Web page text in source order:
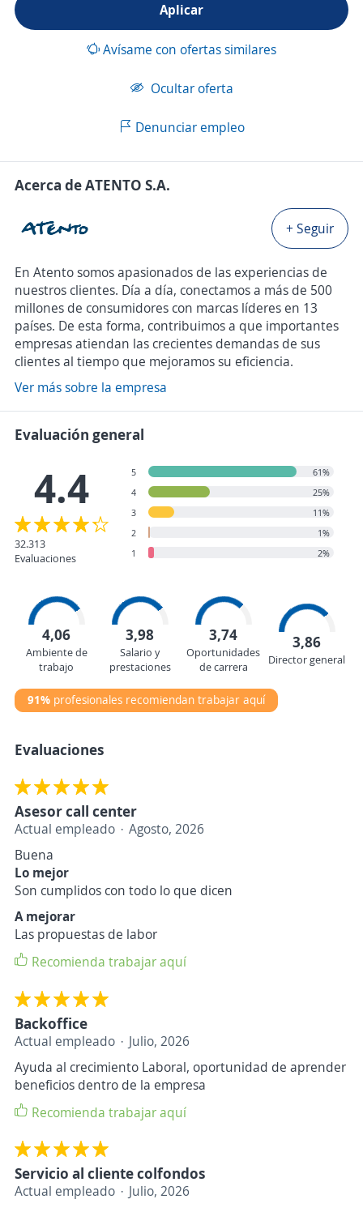
Aplicar
Avísame con ofertas similares
Ocultar oferta
Denunciar empleo
Acerca de ATENTO S.A.
+ Seguir
En Atento somos apasionados de las experiencias de
nuestros clientes. Día a día, conectamos a más de 500
millones de consumidores con marcas líderes en 13
países. De esta forma, contribuimos a que importantes
empresas atiendan las crecientes demandas de sus
clientes al tiempo que mejoramos su eficiencia.
Ver más sobre la empresa
Evaluación general
4.4
32.313
Evaluaciones
5
61%
4
25%
3
11%
2
1%
1
2%
4,06
Ambiente de
trabajo
3,98
Salario y
prestaciones
3,74
Oportunidades
de carrera
3,86
Director general
91% profesionales recomiendan trabajar aquí
Evaluaciones
Asesor call center
Actual empleado
Agosto, 2026
Buena
Lo mejor
Son cumplidos con todo lo que dicen
A mejorar
Las propuestas de labor
Recomienda trabajar aquí
Backoffice
Actual empleado
Julio, 2026
Ayuda al crecimiento Laboral, oportunidad de aprender
beneficios dentro de la empresa
Recomienda trabajar aquí
Servicio al cliente colfondos
Actual empleado
Julio, 2026